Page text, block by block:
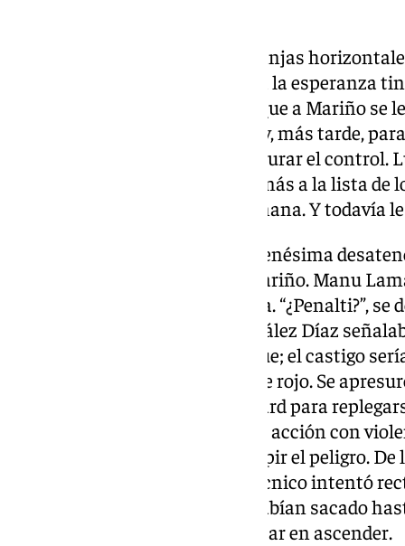
El terror se apoderó de los de franjas
propia trinchera, alimento para la esperanza
mantuvo su empuje al tiempo que a Mariño se
tras un zapatazo de Aitor Sanz y, más tarde,
marró Gonzalo Villar para restaurar el control.
Badía poco después, otro error más a la lista
insomnio nazarí este fin de semana. Y todavía
Se escabulló Yussi Diarra en la enésima
verse en una cita íntima con Mariño. Manu
acción, le derribó casi en la línea. “¿Penalti?”,
VOR al unísono al ver que González Díaz
amonestaba al zaguero. No lo fue; el castigo
repetición y el cartón se teñía de rojo. Se
piezas, con Loïc Williams y Ricard para
precipitó. Luismi Cruz golpeó la acción con
mano del arquero no logró escupir el peligro.
granadinos, a pesar de que el técnico intentó
Lendínez y Borja Bastón. Les habían sacado
una más. Así, es imposible pensar en ascender.